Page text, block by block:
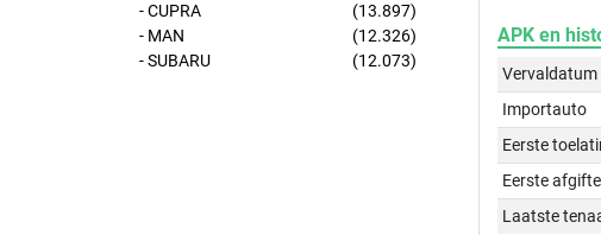
- CUPRA
(13.897)
- MAN
(12.326)
- SUBARU
(12.073)
APK en
Vervaldatum
Importauto
Eerste
Eerste
Laatste